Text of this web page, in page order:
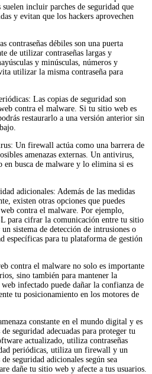
incluir parches de seguridad que
y evitan que los hackers aprovechen
contraseñas débiles son una puerta
de utilizar contraseñas largas y
y minúsculas, números y
utilizar la misma contraseña para
Las copias de seguridad son
contra el malware. Si tu sitio web es
restaurarlo a una versión anterior sin
Un firewall actúa como una barrera de
amenazas externas. Un antivirus,
en busca de malware y lo elimina si es
adicionales: Además de las medidas
existen otras opciones que puedes
contra el malware. Por ejemplo,
para cifrar la comunicación entre tu sitio
sistema de detección de intrusiones o
específicas para tu plataforma de gestión
contra el malware no solo es importante
sino también para mantener la
infectado puede dañar la confianza de
tu posicionamiento en los motores de
constante en el mundo digital y es
seguridad adecuadas para proteger tu
actualizado, utiliza contraseñas
periódicas, utiliza un firewall y un
seguridad adicionales según sea
dañe tu sitio web y afecte a tus usuarios.